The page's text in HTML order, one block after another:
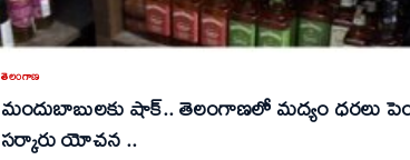
తెలంగాణ
మందుబాబులకు షాక్.. తెలంగాణలో మద్యం ధరలు
సర్కారు యోచన ..